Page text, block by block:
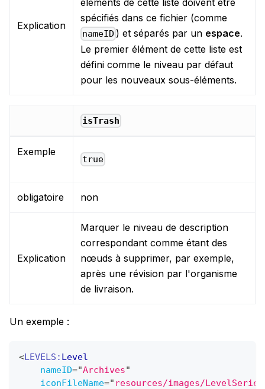
Explication
spécifiés dans ce fichier (comme
nameID ) et séparés par un espace.
Le premier élément de cette liste est
défini comme le niveau par défaut
pour les nouveaux sous-éléments.
isTrash
Exemple
true
obligatoire non
Explication
Marquer le niveau de description
correspondant comme étant des
nœuds à supprimer, par exemple,
après une révision par l'organisme
de livraison.
Un exemple :
<LEVELS: Level
nameID="Archives"
iconFileName=" resources/images/